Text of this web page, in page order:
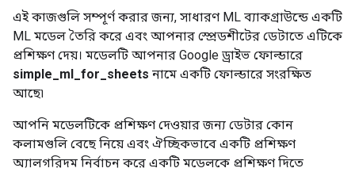
এই কাজগুলি সম্পূর্ণ করার জন্য, সাধারণ ML ব্যাকগ্রাউন্ডে একটি
ML মডেল তৈরি করে এবং আপনার স্প্রেডশীটের ডেটাতে এটিকে
প্রশিক্ষণ দেয়। মডেলটি আপনার Google ড্রাইভ ফোল্ডারে
simple_ml_for_sheets নামে একটি ফোল্ডারে সংরক্ষিত
আছে৷
আপনি মডেলটিকে প্রশিক্ষণ দেওয়ার জন্য ডেটার কোন
কলামগুলি বেছে নিয়ে এবং ঐচ্ছিকভাবে একটি প্রশিক্ষণ
অ্যালগরিদম নির্বাচন করে একটি মডেলকে প্রশিক্ষণ দিতে